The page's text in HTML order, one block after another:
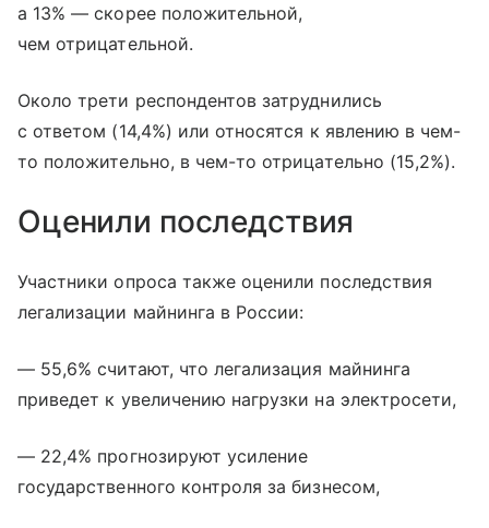
а 13% — скорее положительной,
чем отрицательной.
Около трети респондентов затруднились
с ответом (14,4%) или относятся к явлению в чем-
то положительно, в чем-то отрицательно (15,2%).
Оценили последствия
Участники опроса также оценили последствия
легализации майнинга в России:
— 55,6% считают, что легализация майнинга
приведет к увеличению нагрузки на электросети,
— 22,4% прогнозируют усиление
государственного контроля за бизнесом,